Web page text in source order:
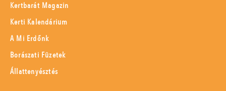
Kertbarát Magazin
Kerti Kalendárium
A Mi Erdőnk
Borászati Füzetek
Állattenyésztés